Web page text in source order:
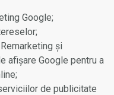
Google;
și
afișare Google pentru a
de publicitate